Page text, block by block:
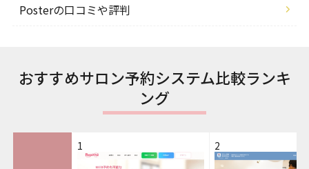
Posterの口コミや評判
おすすめサロン予約システム比較ランキ
ング
1 2